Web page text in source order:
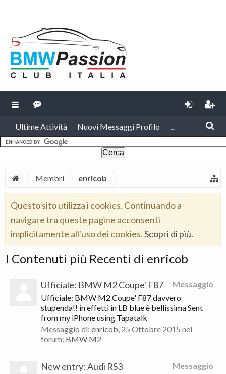
Ultime Attività Nuovi Messaggi Profilo ...
Membri enricob
Questo sito utilizza i cookies. Continuando a
navigare tra queste pagine acconsenti
implicitamente all'uso dei cookies.Scopri di più.
I Contenuti più Recenti di enricob
Messaggio
Ufficiale: BMW M2 Coupe' F87
Ufficiale: BMW M2 Coupe' F87 davvero
stupenda!! in effetti in LB blue è bellissima Sent
from my iPhone using Tapatalk
Messaggio di: enricob, 25 Ottobre 2015 nel
forum: BMW M2
Messaggio
New entry: Audi RS3